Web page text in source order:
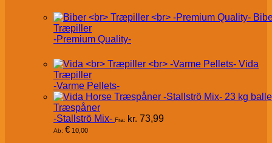
Træpiller
-Premium Quality-
Vida
Træpiller
-Varme Pellets-
Træspåner
-Stallströ Mix- Fra: kr. 73,99
Ab: € 10,00